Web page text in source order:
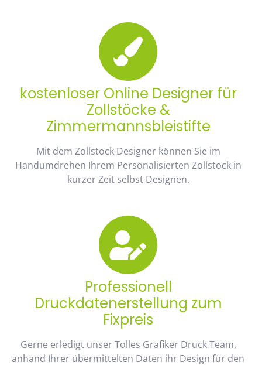
kostenloser Online Designer für
Zollstöcke &
Zimmermannsbleistifte
Mit dem Zollstock Designer können Sie im
Handumdrehen Ihrem Personalisierten Zollstock in
kurzer Zeit selbst Designen.
Professionell
Druckdatenerstellung zum
Fixpreis
Gerne erledigt unser Tolles Grafiker Druck Team,
anhand Ihrer übermittelten Daten ihr Design für den